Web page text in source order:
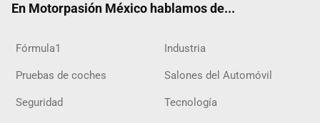
En Motorpasión México hablamos de...
Fórmula1 Industria
Pruebas de coches Salones del Automóvil
Seguridad Tecnología